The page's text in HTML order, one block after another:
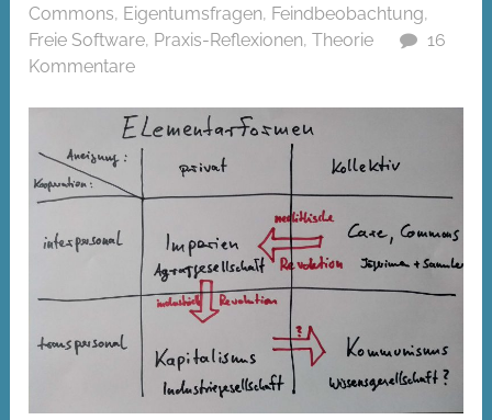
Commons, Eigentumsfragen, Feindbeobachtung,
Freie Software, Praxis-Reflexionen,Theorie
16
Kommentare